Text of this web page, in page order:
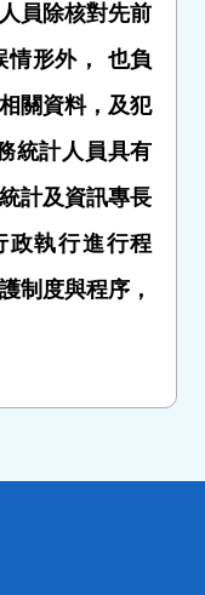
員除核對先前
情形外， 也負
關資料，及犯
統計人員具有
計及資訊專長
政執行進行程
制度與程序，